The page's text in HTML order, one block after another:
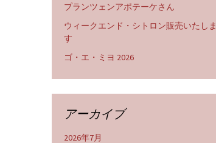
プランツェンアポテーケさん
ウィークエンド・シトロン販売いたしま
す
ゴ・エ・ミヨ 2026
アーカイブ
2026年7月